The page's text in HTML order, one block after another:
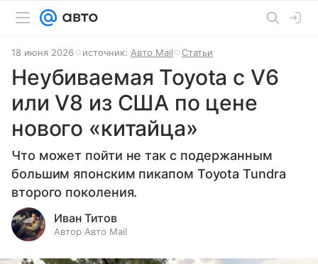
18 июня 2026 источник: Авто Mail Статьи
Неубиваемая Toyota с V6
или V8 из США по цене
нового «китайца»
Что может пойти не так с подержанным
большим японским пикапом Toyota Tundra
второго поколения.
Иван Титов
Автор Авто Mail